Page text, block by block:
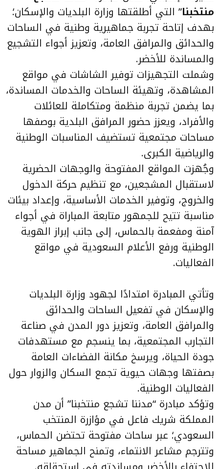
منتخبنا” التي أطلقتها وزارة البلديات والإسكان؛
بهدف إتاحة تجربة جماهيرية وطنية في الساحات
والحدائق والمرافق العامة، وتعزيز أجواء التشجيع
والمساندة للأخضر.
وشملت التجهيزات توفير الشاشات في مواقع
المشاهدة، وتهيئة الساحات والخدمات المساندة،
بما يضمن تجربة منظمة ومتكاملة للعائلات
والأفراد، ويعزز حضور المرافق البلدية بوصفها
مساحات مجتمعية تستضيف المناسبات الوطنية
والرياضية الكبرى.
وجُهزت المواقع المفتوحة والوجهات الحضرية
لاستقبال المشجعين، مع تنظيم حركة الدخول
والخروج، وتوفير الخدمات الأساسية، وإعداد بيئات
مناسبة تتيح للجمهور متابعة المباراة في أجواء
آمنة ومفعمة بالحماس، إلى جانب إبراز الهوية
الوطنية ورفع الأعلام السعودية في مواقع
الفعاليات.
وتأتي المبادرة امتدادًا لجهود وزارة البلديات
والإسكان في تفعيل الساحات والحدائق
والمرافق العامة، وتعزيز دور المدن في صناعة
التجارب المجتمعية، بما ينسجم مع مستهدفات
جودة الحياة، ويرسخ مكانة الفضاءات العامة
بصفتها وجهات حيوية تجمع السكان والزوار حول
الفعاليات الوطنية.
وتؤكد مبادرة “مدننا تشجع منتخبنا” أن مدن
المملكة شريك فاعل في مؤازرة المنتخب
السعودي؛ عبر ساحات مفتوحة تحتضن الحماس،
وتترجم مشاعر الانتماء، وتمنح الجماهير مساحة